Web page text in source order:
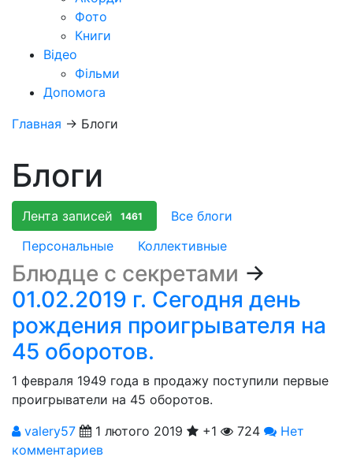
Фото
Книги
Відео
Фільми
Допомога
Главная → Блоги
Блоги
Лента записей 1461
Все блоги
Персональные
Коллективные
Блюдце с секретами →
01.02.2019 г. Сегодня день
рождения проигрывателя на
45 оборотов.
1 февраля 1949 года в продажу поступили первые
проигрыватели на 45 обоpотов.
valery57
1 лютого 2019 +1 724
Нет
комментариев